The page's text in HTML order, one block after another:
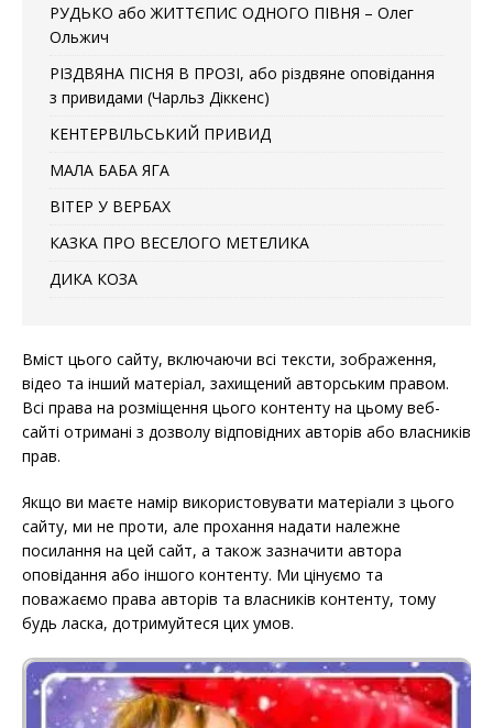
РУДЬКО або ЖИТТЄПИС ОДНОГО ПІВНЯ – Олег
Ольжич
РІЗДВЯНА ПІСНЯ В ПРОЗІ, або різдвяне оповідання
з привидами (Чарльз Діккенс)
КЕНТЕРВІЛЬСЬКИЙ ПРИВИД
МАЛА БАБА ЯГА
ВІТЕР У ВЕРБАХ
КАЗКА ПРО ВЕСЕЛОГО МЕТЕЛИКА
ДИКА КОЗА
Вміст цього сайту, включаючи всі тексти, зображення,
відео та інший матеріал, захищений авторським правом.
Всі права на розміщення цього контенту на цьому веб-
сайті отримані з дозволу відповідних авторів або власників
прав.
Якщо ви маєте намір використовувати матеріали з цього
сайту, ми не проти, але прохання надати належне
посилання на цей сайт, а також зазначити автора
оповідання або іншого контенту. Ми цінуємо та
поважаємо права авторів та власників контенту, тому
будь ласка, дотримуйтеся цих умов.